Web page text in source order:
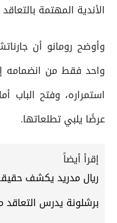
الأندية المهتمة
وأوضح رومانو أن
واحد فقط من انضمامه
استمراره، وفتح الباب
عرضًا يلبي تطلعاتها.
إقرأ أيضاً
ريال مدريد يكشف
برشلونة يدرس